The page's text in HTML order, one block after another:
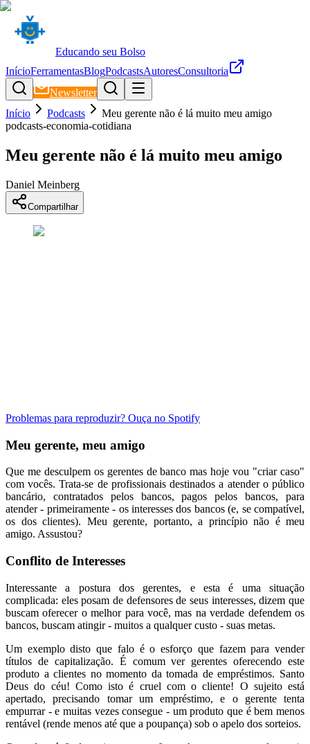
Educando seu Bolso
InícioFerramentasBlogPodcastsAutoresConsultoria
Newsletter
Início
Podcasts
Meu gerente não é lá muito meu amigo
podcasts-economia-cotidiana
Meu gerente não é lá muito meu amigo
Daniel Meinberg
Compartilhar
Problemas para reproduzir? Ouça no Spotify
Meu gerente, meu amigo
Que me desculpem os gerentes de banco mas hoje vou "criar caso"
com vocês. Trata-se de profissionais destinados a atender o público
bancário, contratados pelos bancos, pagos pelos bancos, para
atender - primeiramente - os interesses dos bancos (e, se compatível,
os dos clientes). Meu gerente, portanto, a princípio não é meu
amigo. Assustou?
Conflito de Interesses
Interessante a postura dos gerentes, e esta é uma situação
complicada: eles posam de defensores de seus interesses, dizem que
buscam oferecer o melhor para você, mas na verdade defendem os
bancos, buscam atingir - muitos a qualquer custo - suas metas.
Um exemplo disto que falo é o esforço que fazem para vender
títulos de capitalização. É comum ver gerentes oferecendo este
produto a clientes no momento da tomada de empréstimos. Santo
Deus do céu! Como isto é cruel com o cliente! O sujeito está
apertado, precisando tomar um empréstimo, e o gerente tenta
empurrar - e muitas vezes consegue - um produto que é bem menos
rentável (rende menos até que a poupança) sob o apelo dos sorteios.